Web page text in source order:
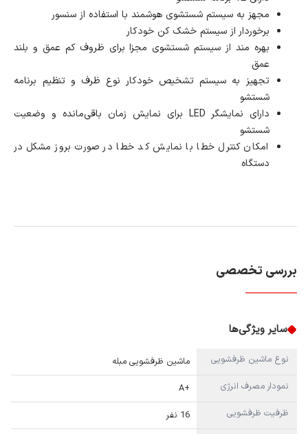
مجهز به سیستم شستشوی هوشمند با استفاده از سنسور
برخوردار از سیستم خشک کن خودکار
بهره مند از سیستم شستشوی مجزا برای ظروف کم عمق و بلند
عمق
تجهیز به سیستم تشخیص خودکار نوع ظرف و تنظیم برنامه
شستشو
دارای نمایشگر LED برای نمایش زمان باقی‌مانده و وضعیت
شستشو
امکان کنترل خطا با نمایش کد خطا در صورت بروز مشکل در
دستگاه
بررسی تخصصی
سایر ویژگی‌ها
نوع ماشین ظرفشویی
ماشین ظرفشویی مبله
نمودار مصرف انرژی
+A
ظرفیت ظرفشویی
16 نفر